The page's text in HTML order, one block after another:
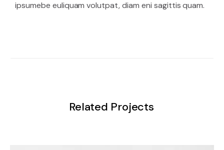
ipsumebe euliquam volutpat, diam eni sagittis quam.
Related Projects